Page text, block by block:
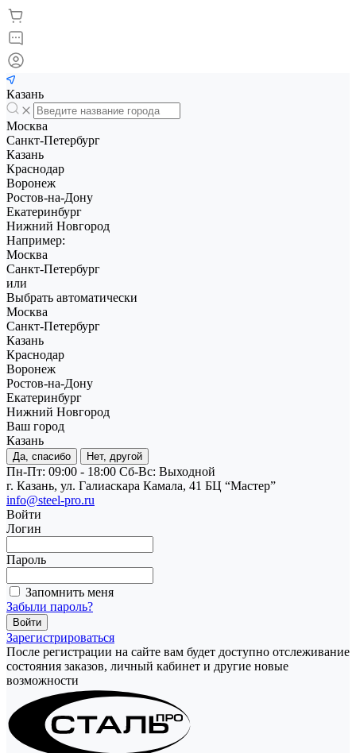
Казань
Москва
Санкт-Петербург
Казань
Краснодар
Воронеж
Ростов-на-Дону
Екатеринбург
Нижний Новгород
Например:
Москва
Санкт-Петербург
или
Выбрать автоматически
Москва
Санкт-Петербург
Казань
Краснодар
Воронеж
Ростов-на-Дону
Екатеринбург
Нижний Новгород
Ваш город
Казань
Да, спасибо Нет, другой
Пн-Пт: 09:00 - 18:00 Cб-Вс: Выходной
г. Казань, ул. Галиаскара Камала, 41 БЦ “Мастер”
info@steel-pro.ru
Войти
Логин
Пароль
Запомнить меня
Забыли пароль?
Зарегистрироваться
После регистрации на сайте вам будет доступно отслеживание
состояния заказов, личный кабинет и другие новые
возможности